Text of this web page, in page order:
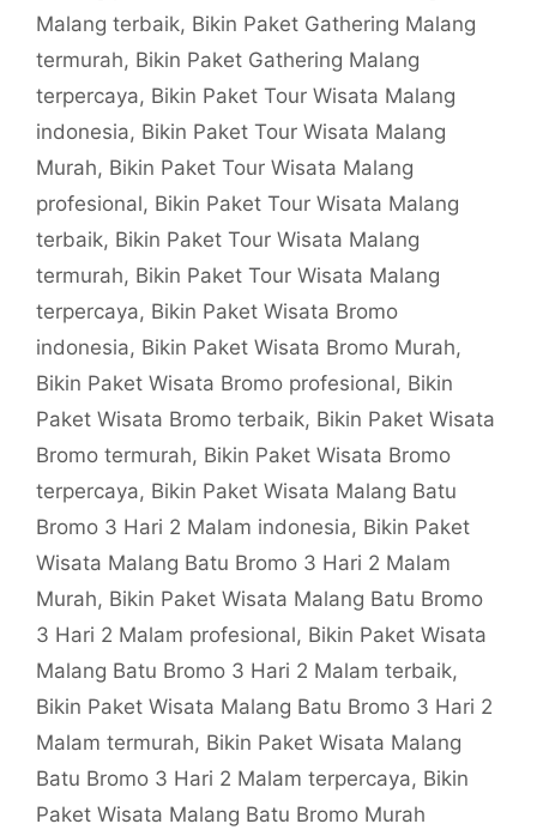
Malang terbaik, Bikin Paket Gathering Malang
termurah, Bikin Paket Gathering Malang
terpercaya, Bikin Paket Tour Wisata Malang
indonesia, Bikin Paket Tour Wisata Malang
Murah, Bikin Paket Tour Wisata Malang
profesional, Bikin Paket Tour Wisata Malang
terbaik, Bikin Paket Tour Wisata Malang
termurah, Bikin Paket Tour Wisata Malang
terpercaya, Bikin Paket Wisata Bromo
indonesia, Bikin Paket Wisata Bromo Murah,
Bikin Paket Wisata Bromo profesional, Bikin
Paket Wisata Bromo terbaik, Bikin Paket Wisata
Bromo termurah, Bikin Paket Wisata Bromo
terpercaya, Bikin Paket Wisata Malang Batu
Bromo 3 Hari 2 Malam indonesia, Bikin Paket
Wisata Malang Batu Bromo 3 Hari 2 Malam
Murah, Bikin Paket Wisata Malang Batu Bromo
3 Hari 2 Malam profesional, Bikin Paket Wisata
Malang Batu Bromo 3 Hari 2 Malam terbaik,
Bikin Paket Wisata Malang Batu Bromo 3 Hari 2
Malam termurah, Bikin Paket Wisata Malang
Batu Bromo 3 Hari 2 Malam terpercaya, Bikin
Paket Wisata Malang Batu Bromo Murah